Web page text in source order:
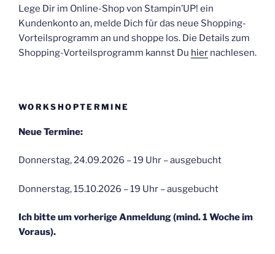
Lege Dir im Online-Shop von Stampin’UP! ein
Kundenkonto an, melde Dich für das neue Shopping-
Vorteilsprogramm an und shoppe los. Die Details zum
Shopping-Vorteilsprogramm kannst Du hier nachlesen.
WORKSHOPTERMINE
Neue Termine:
Donnerstag, 24.09.2026 – 19 Uhr – ausgebucht
Donnerstag, 15.10.2026 – 19 Uhr – ausgebucht
Ich bitte um vorherige Anmeldung (mind. 1 Woche im
Voraus).